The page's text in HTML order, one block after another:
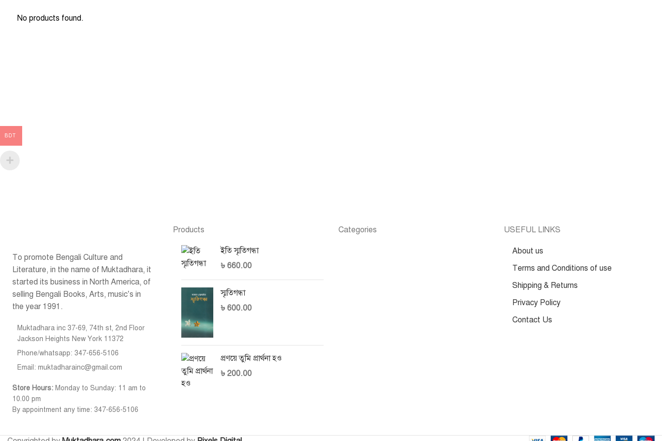
No products found.
To promote Bengali Culture and
Literature, in the name of Muktadhara, it
started its business in North America, of
selling Bengali Books, Arts, music’s in
the year 1991.
Muktadhara inc 37-69, 74th st, 2nd Floor
Jackson Heights New York 11372
Phone/whatsapp: 347-656-5106
Email: muktadharainc@gmail.com
Store Hours: Monday to Sunday: 11 am to
10.00 pm
By appointment any time: 347-656-5106
Products
ইতি স্মৃতিগন্ধা
৳ 660.00
স্মৃতিগন্ধা
৳ 600.00
প্রণয়ে তুমি প্রার্থনা হও
৳ 200.00
Categories USEFUL LINKS
About us
Terms and Conditions of use
Shipping & Returns
Privacy Policy
Contact Us
BDT